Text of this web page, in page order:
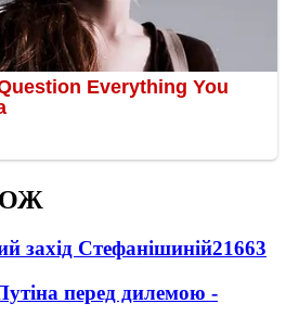
захід Стефанішиній21663
перед дилемою -